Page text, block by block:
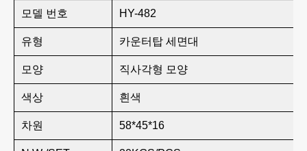
모델 번호 HY-482
유형 카운터탑 세면대
모양 직사각형 모양
색상 흰색
차원 58*45*16